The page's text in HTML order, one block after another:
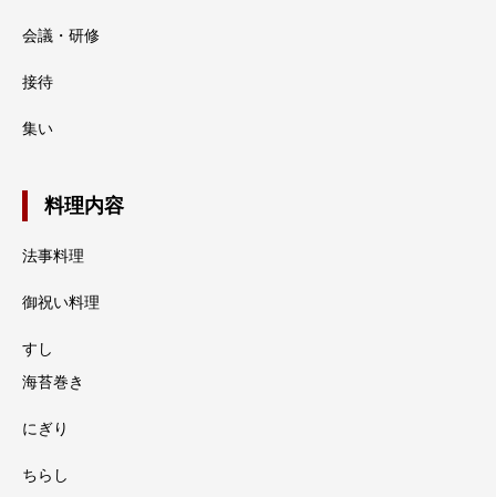
会議・研修
接待
集い
料理内容
法事料理
御祝い料理
すし
海苔巻き
にぎり
ちらし